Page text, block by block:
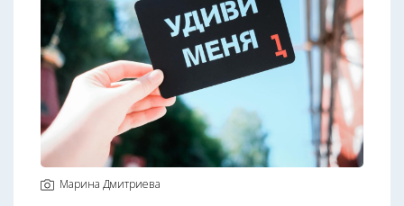
Марина Дмитриева